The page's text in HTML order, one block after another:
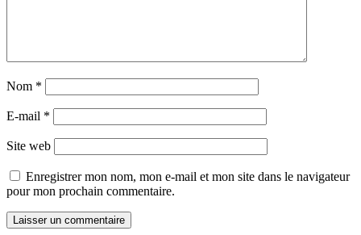
Nom *
E-mail *
Site web
Enregistrer mon nom, mon e-mail et mon site dans le navigateur
pour mon prochain commentaire.